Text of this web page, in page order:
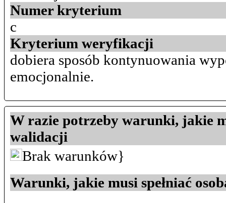
Numer kryterium
c
Kryterium weryfikacji
dobiera sposób kontynuowania
emocjonalnie.
W razie potrzeby warunki, jakie
walidacji
Brak warunków}
Warunki, jakie musi spełniać